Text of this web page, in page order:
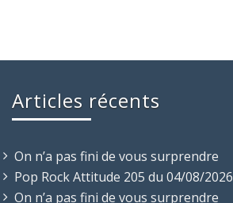
Articles récents
On n’a pas fini de vous surprendre
Pop Rock Attitude 205 du 04/08/2026
On n’a pas fini de vous surprendre